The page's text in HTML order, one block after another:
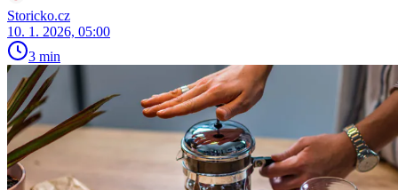
Storicko.cz
10. 1. 2026, 05:00
3 min